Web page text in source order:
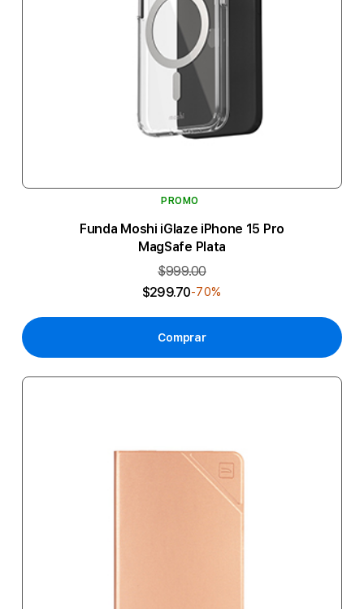
PROMO
Funda Moshi iGlaze iPhone 15 Pro
MagSafe Plata
$999.00
$299.70-70%
Comprar